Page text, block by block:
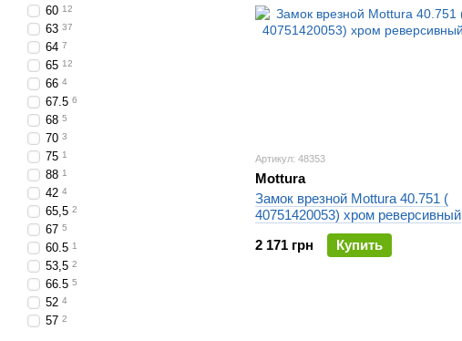
Артикул: 48353
Mottura
Замок врезной Mottura 40.751 (
40751420053) хром реверсивный
2 171 грн
Купить
60 12
63 37
64 7
65 12
66 4
67.5 6
68 5
70 3
75 1
88 1
42 4
65,5 2
67 5
60.5 1
53,5 2
66.5 5
52 4
57 2